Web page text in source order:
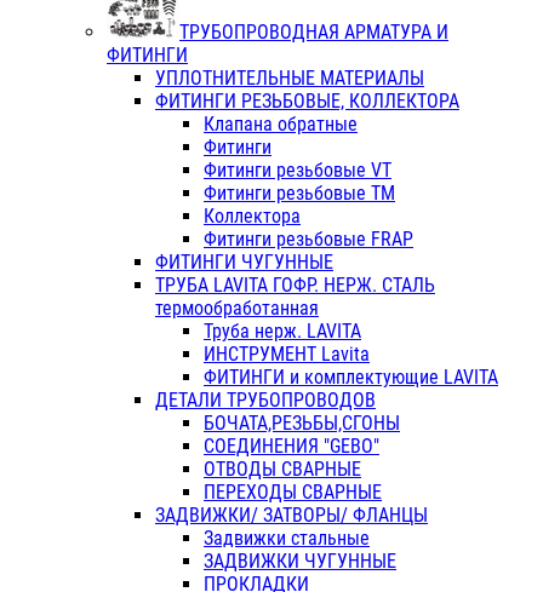
ТРУБОПРОВОДНАЯ АРМАТУРА И
ФИТИНГИ
УПЛОТНИТЕЛЬНЫЕ МАТЕРИАЛЫ
ФИТИНГИ РЕЗЬБОВЫЕ, КОЛЛЕКТОРА
Клапана обратные
Фитинги
Фитинги резьбовые VT
Фитинги резьбовые ТМ
Коллектора
Фитинги резьбовые FRAP
ФИТИНГИ ЧУГУННЫЕ
ТРУБА LAVITA ГОФР. НЕРЖ. СТАЛЬ
термообработанная
Труба нерж. LAVITA
ИНСТРУМЕНТ Lavita
ФИТИНГИ и комплектующие LAVITA
ДЕТАЛИ ТРУБОПРОВОДОВ
БОЧАТА,РЕЗЬБЫ,СГОНЫ
СОЕДИНЕНИЯ "GEBO"
ОТВОДЫ СВАРНЫЕ
ПЕРЕХОДЫ СВАРНЫЕ
ЗАДВИЖКИ/ ЗАТВОРЫ/ ФЛАНЦЫ
Задвижки стальные
ЗАДВИЖКИ ЧУГУННЫЕ
ПРОКЛАДКИ